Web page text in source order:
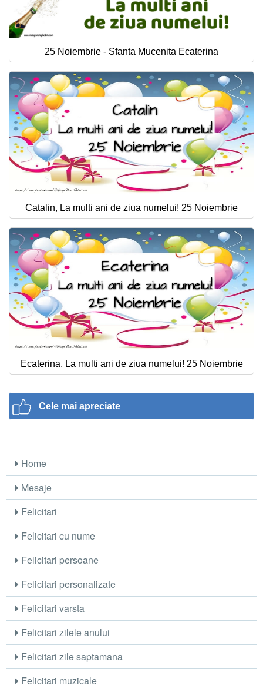
25 Noiembrie - Sfanta Mucenita Ecaterina
Catalin, La multi ani de ziua numelui! 25 Noiembrie
Ecaterina, La multi ani de ziua numelui! 25 Noiembrie
Cele mai apreciate
Home
Mesaje
Felicitari
Felicitari cu nume
Felicitari persoane
Felicitari personalizate
Felicitari varsta
Felicitari zilele anului
Felicitari zile saptamana
Felicitari muzicale